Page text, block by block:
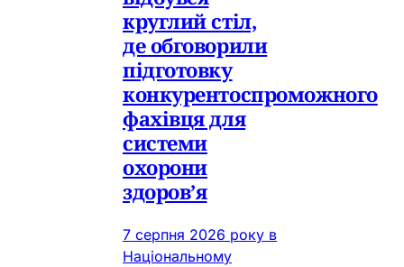
круглий стіл,
де обговорили
підготовку
конкурентоспроможного
фахівця для
системи
охорони
здоров’я
7 серпня 2026 року в
Національному